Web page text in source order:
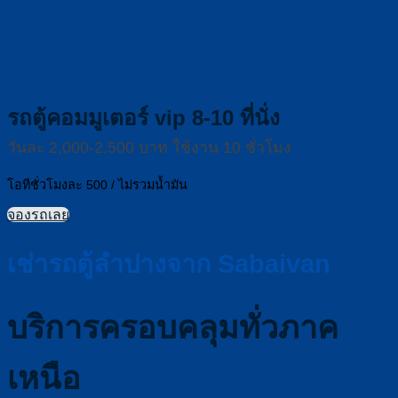
รถตู้คอมมูเตอร์ vip 8-10 ที่นั่ง
วันละ 2,000-2,500 บาท ใช้งาน 10 ชั่วโมง
โอทีชั่วโมงละ 500 / ไม่รวมน้ำมัน
จองรถเลย
เช่ารถตู้ลำปางจาก Sabaivan
บริการครอบคลุมทั่วภาค
เหนือ